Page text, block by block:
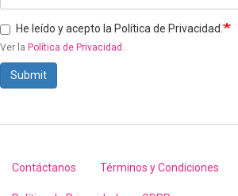
He leído y acepto la Política de Privacidad.
Ver la Política de Privacidad .
Submit
Footer
Contáctanos Términos y Condiciones